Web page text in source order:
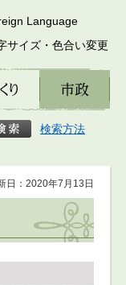
Language
サイズ・色合い変更
市政
検索方法
日：2020年7月13日